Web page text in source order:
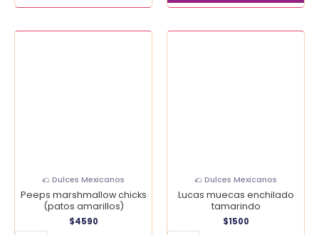
🌮 Dulces Mexicanos
Peeps marshmallow chicks
(patos amarillos)
$4590
🌮 Dulces Mexicanos
Lucas muecas enchilado
tamarindo
$1500